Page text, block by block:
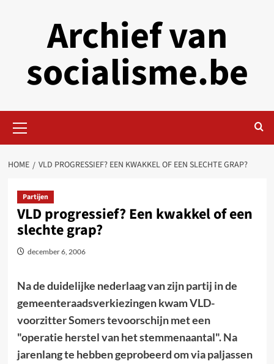
Archief van
socialisme.be
Menu
HOME VLD PROGRESSIEF? EEN KWAKKEL OF EEN SLECHTE GRAP?
Partijen
VLD progressief? Een kwakkel of een
slechte grap?
december 6, 2006
Na de duidelijke nederlaag van zijn partij in de
gemeenteraadsverkiezingen kwam VLD-
voorzitter Somers tevoorschijn met een
"operatie herstel van het stemmenaantal". Na
jarenlang te hebben geprobeerd om via paljassen